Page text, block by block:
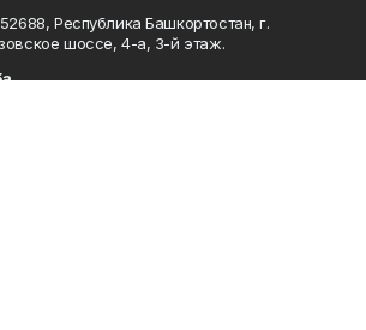
Республика Башкортостан, г.
шоссе, 4-а, 3-й этаж.